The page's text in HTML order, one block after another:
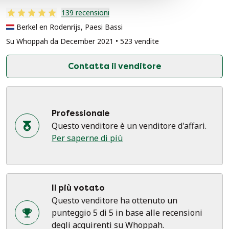
139 recensioni
Berkel en Rodenrijs, Paesi Bassi
Su Whoppah da December 2021 • 523 vendite
Contatta il venditore
Professionale
Questo venditore è un venditore d'affari.
Per saperne di più
Il più votato
Questo venditore ha ottenuto un
punteggio 5 di 5 in base alle recensioni
degli acquirenti su Whoppah.